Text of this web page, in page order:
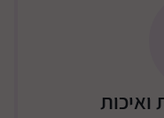
ואיכות